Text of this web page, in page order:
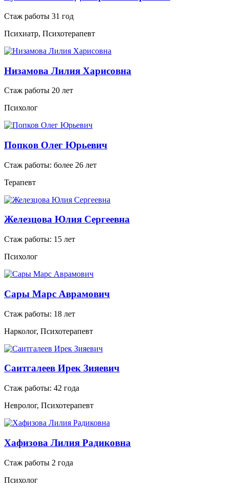
Стаж работы 31 год
Психиатр, Психотерапевт
Низамова Лилия Харисовна
Стаж работы 20 лет
Психолог
Попков Олег Юрьевич
Стаж работы: более 26 лет
Терапевт
Железцова Юлия Сергеевна
Стаж работы: 15 лет
Психолог
Сары Марс Аврамович
Стаж работы: 18 лет
Нарколог, Психотерапевт
Саитгалеев Ирек Зияевич
Стаж работы: 42 года
Невролог, Психотерапевт
Хафизова Лилия Радиковна
Стаж работы 2 года
Психолог